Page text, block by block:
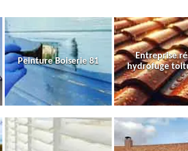
Peinture Boiserie 81
Entreprise
hydrofuge